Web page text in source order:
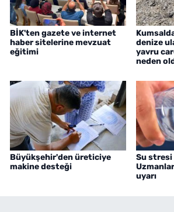
BİK'ten gazete ve internet
haber sitelerine mevzuat
eğitimi
denize
yavru
neden
Büyükşehir'den üreticiye
makine desteği
Su stresi
uyarı